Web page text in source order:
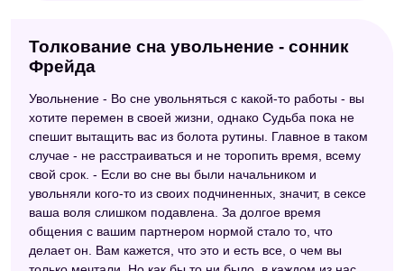
Толкование сна увольнение - сонник
Фрейда
Увольнение - Во сне увольняться с какой-то работы - вы
хотите перемен в своей жизни, однако Судьба пока не
спешит вытащить вас из болота рутины. Главное в таком
случае - не расстраиваться и не торопить время, всему
свой срок. - Если во сне вы были начальником и
увольняли кого-то из своих подчиненных, значит, в сексе
ваша воля слишком подавлена. За долгое время
общения с вашим партнером нормой стало то, что
делает он. Вам кажется, что это и есть все, о чем вы